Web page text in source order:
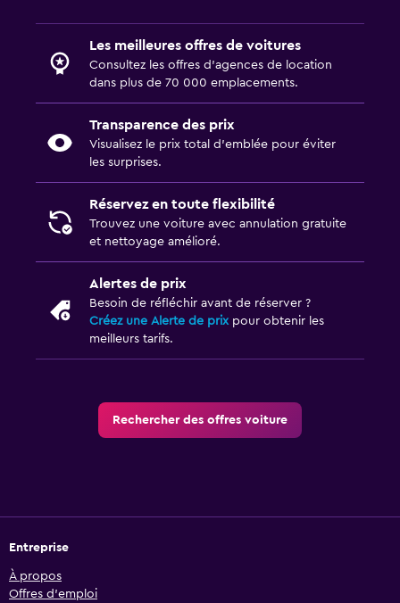
Les meilleures offres de voitures
Consultez les offres d’agences de location
dans plus de 70 000 emplacements.
Transparence des prix
Visualisez le prix total d’emblée pour éviter
les surprises.
Réservez en toute flexibilité
Trouvez une voiture avec annulation gratuite
et nettoyage amélioré.
Alertes de prix
Besoin de réfléchir avant de réserver ?
Créez une Alerte de prixpour obtenir les
meilleurs tarifs.
Rechercher des offres voiture
Entreprise
À propos
Offres d’emploi